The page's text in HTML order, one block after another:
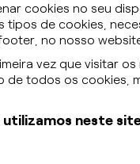
cookies no seu
tipos de cookies,
no nosso
vez que visitar
de todos os
utilizamos neste